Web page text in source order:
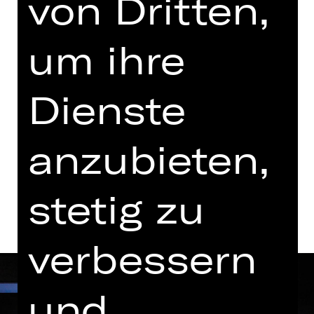
Sonntag, 07.02.2027
18.00 - 20.30 Uhr
Schauspielhaus
Abo O1
Tickets
Termine und Besetzung
um ihre
Dienste
anzubieten,
stetig zu
verbessern